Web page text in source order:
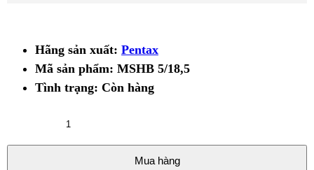
Hãng sản xuất: Pentax
Mã sản phẩm: MSHB 5/18,5
Tình trạng: Còn hàng
Mua hàng